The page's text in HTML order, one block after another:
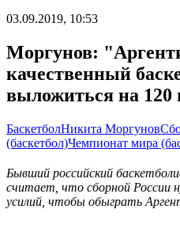
03.09.2019, 10:53
Моргунов:
качественный
выложиться на 120
БаскетболНикита Моргунов
(баскетбол)Чемпионат мира
Бывший российский
считает, что сборной
усилий, чтобы обыграть